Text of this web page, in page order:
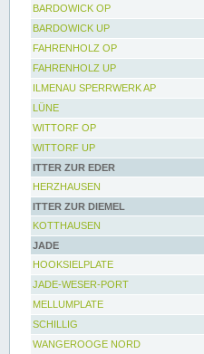
BARDOWICK OP
BARDOWICK UP
FAHRENHOLZ OP
FAHRENHOLZ UP
ILMENAU SPERRWERK AP
LÜNE
WITTORF OP
WITTORF UP
ITTER ZUR EDER
HERZHAUSEN
ITTER ZUR DIEMEL
KOTTHAUSEN
JADE
HOOKSIELPLATE
JADE-WESER-PORT
MELLUMPLATE
SCHILLIG
WANGEROOGE NORD